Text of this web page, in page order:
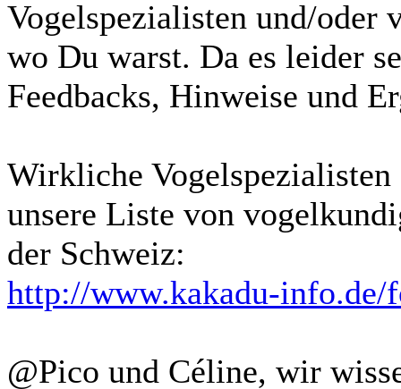
Vogelspezialisten und/oder
wo Du warst. Da es leider
Feedbacks, Hinweise und
Wirkliche
unsere Liste von
der Schweiz:
http://www.kakadu-info.de/
@Pico und Céline, wir